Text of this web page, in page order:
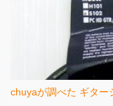
chuyaが調べた ギター